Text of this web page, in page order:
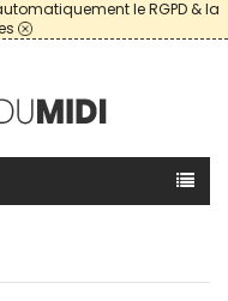
le RGPD & la